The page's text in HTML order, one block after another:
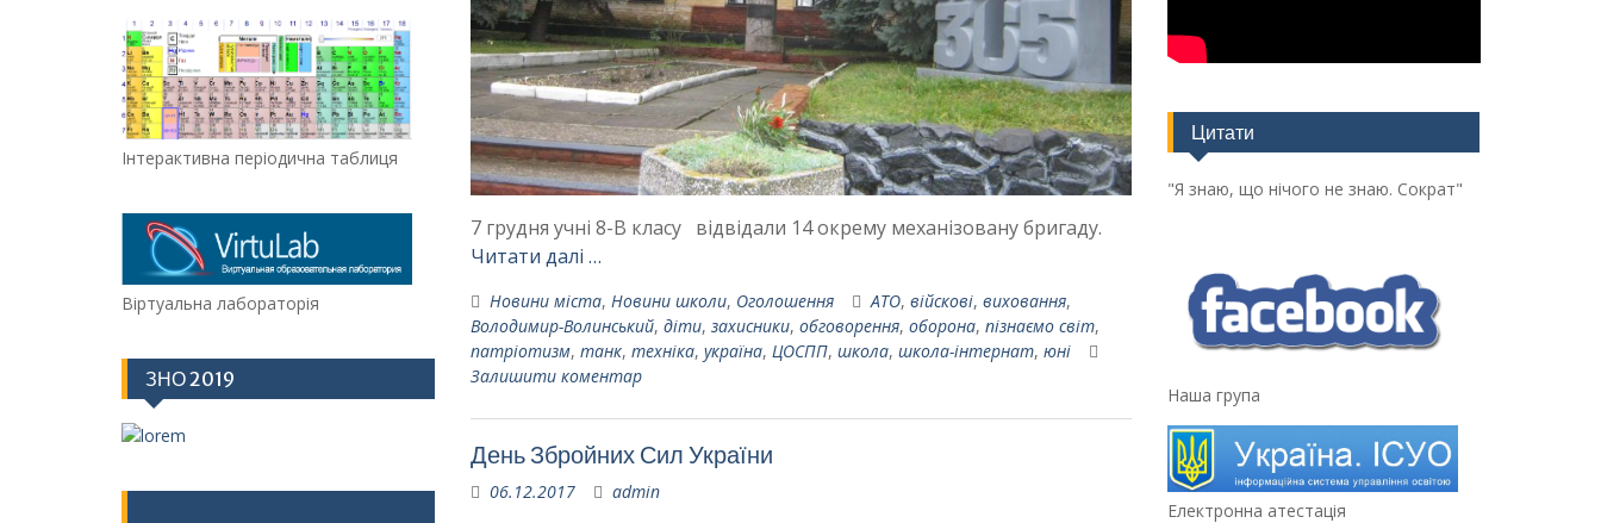
7 грудня учні 8-В класу відвідали 14 окрему механізовану бригаду.
Читати далі …
Новини міста, Новини школи, Оголошення АТО, війскові, виховання,
Володимир-Волинський, діти, захисники, обговорення, оборона, пізнаємо світ,
патріотизм, танк, техніка, україна, ЦОСПП, школа, школа-інтернат, юні
Залишити коментар
День Збройних Сил України
06.12.2017 admin
Цитати
"Я знаю, що нічого не знаю. Сократ"
Наша група
Електронна атестація
Інтерактивна періодична таблиця
Віртуальна лабораторія
ЗНО 2019